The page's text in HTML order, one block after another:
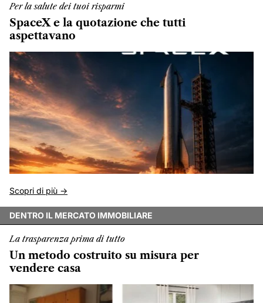
Per la salute dei tuoi risparmi
SpaceX e la quotazione che tutti
aspettavano
Scopri di più ->
DENTRO IL MERCATO IMMOBILIARE
La trasparenza prima di tutto
Un metodo costruito su misura per
vendere casa